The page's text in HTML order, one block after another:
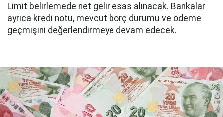
Limit belirlemede net gelir esas alınacak. Bankalar
ayrıca kredi notu, mevcut borç durumu ve ödeme
geçmişini değerlendirmeye devam edecek.